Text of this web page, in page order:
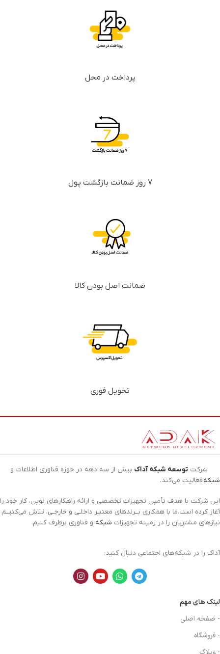
پرداخت در محل
7 روز ضمانت بازگشت پول
ضمانت اصل بودن کالا
تحویل فوری
شرکت توسعه شبکه آداک بیش از سه دهه در حوزه فناوری اطلاعات و
شبکهفعالیت می‌کند.
این شرکت با هدف تأمین تجهیزات تخصصی و ارائه راهکارهای نوین، کار خود را
آغاز کرده است.ما با همکاری بــرندهای معتبـر داخلـی و خارجـی، تلاش می‌کنیــم
نیازهای مشتریان را در زمینه تجهیزات شبکه و فناوری برطرف کنیم.
آداک را در شبکه‌های اجتماعی دنبال کنید:
لینک های مهم
- صفحه اصلی
- فروشگاه